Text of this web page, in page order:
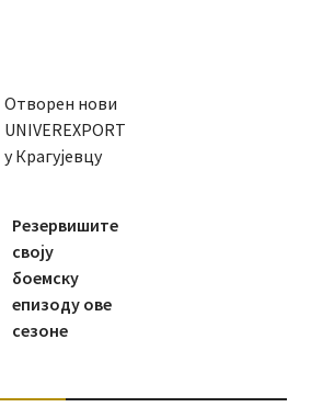
Отворен нови
UNIVEREXPORT
у Крагујевцу
Резервишите
своју
боемску
епизоду ове
сезоне